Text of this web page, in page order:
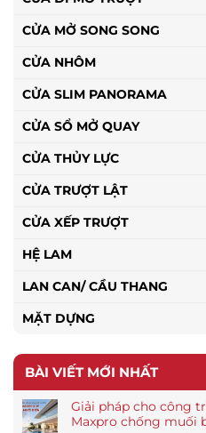
CỬA MỞ SONG SONG
CỬA NHÔM
CỬA SLIM PANORAMA
CỬA SỔ MỞ QUAY
CỬA THỦY LỰC
CỬA TRƯỢT LẬT
CỬA XẾP TRƯỢT
HỆ LAM
LAN CAN/ CẦU THANG
MẶT DỰNG
BÀI VIẾT MỚI NHẤT
Giải pháp cho công
Maxpro chống muối